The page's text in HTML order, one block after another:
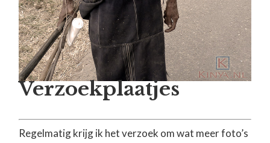
Verzoekplaatjes
Regelmatig krijg ik het verzoek om wat meer foto’s